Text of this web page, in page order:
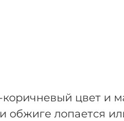
цвет и
обжиге лопается